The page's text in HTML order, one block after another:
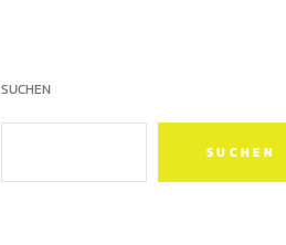
SUCHEN
SUCHEN